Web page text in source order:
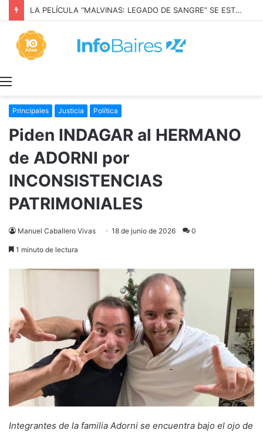
LA PELÍCULA “MALVINAS: LEGADO DE SANGRE” SE ESTRENARÁ EN PRIME VIDEO
Principales Justicia Política
Piden INDAGAR al HERMANO
de ADORNI por
INCONSISTENCIAS
PATRIMONIALES
Manuel Caballero Vivas 18 de junio de 2026 0
1 minuto de lectura
Integrantes de la familia Adorni se encuentra bajo el ojo de